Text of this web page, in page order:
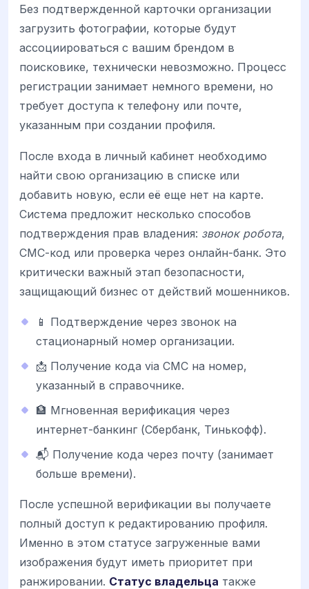
Без подтвержденной карточки организации
загрузить фотографии, которые будут
ассоциироваться с вашим брендом в
поисковике, технически невозможно. Процесс
регистрации занимает немного времени, но
требует доступа к телефону или почте,
указанным при создании профиля.
После входа в личный кабинет необходимо
найти свою организацию в списке или
добавить новую, если её еще нет на карте.
Система предложит несколько способов
подтверждения прав владения: звонок робота,
СМС-код или проверка через онлайн-банк. Это
критически важный этап безопасности,
защищающий бизнес от действий мошенников.
📱 Подтверждение через звонок на
стационарный номер организации.
📩 Получение кода via СМС на номер,
указанный в справочнике.
🏦 Мгновенная верификация через
интернет-банкинг (Сбербанк, Тинькофф).
📬 Получение кода через почту (занимает
больше времени).
После успешной верификации вы получаете
полный доступ к редактированию профиля.
Именно в этом статусе загруженные вами
изображения будут иметь приоритет при
ранжировании. Статус владельца также